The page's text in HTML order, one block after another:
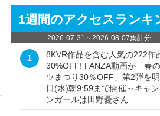
1週間のアクセスランキ
2026-07-31 ～2026-08-07集計分
1
8KVR作品を含む人気の222作
30%OFF! FANZA動画が「春
ツまつり30％OFF」第2弾を
日(水)朝9:59まで開催～キャ
ンガールは田野憂さん